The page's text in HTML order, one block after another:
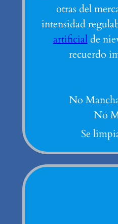
otras del
intensidad
artificialde
recuerdo
No
No
Se